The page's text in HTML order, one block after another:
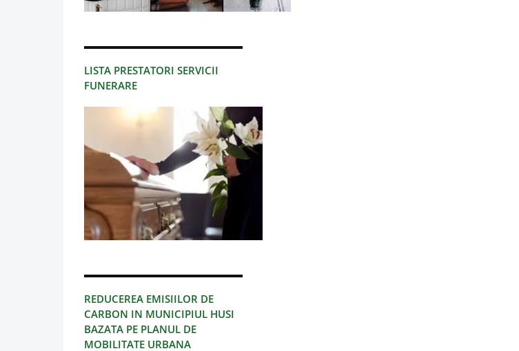
LISTA PRESTATORI SERVICII
FUNERARE
REDUCEREA EMISIILOR DE
CARBON IN MUNICIPIUL HUSI
BAZATA PE PLANUL DE
MOBILITATE URBANA